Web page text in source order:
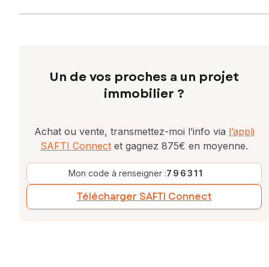
Un de vos proches a un projet
immobilier ?
Achat ou vente, transmettez-moi l’info via l’appli
SAFTI Connect et gagnez 875€ en moyenne.
Mon code à renseigner :796311
Télécharger SAFTI Connect